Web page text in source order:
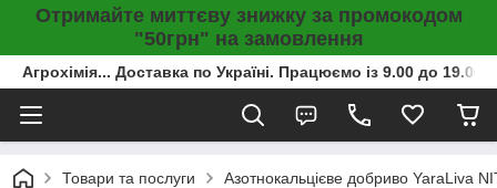
Отримайте миттєву знижку за промокодом
"50грн" на замовлення
Агрохімія... Доставка по Україні. Працюємо із 9.00 до
Товари та послуги Азотнокальцієве добриво YaraLiva